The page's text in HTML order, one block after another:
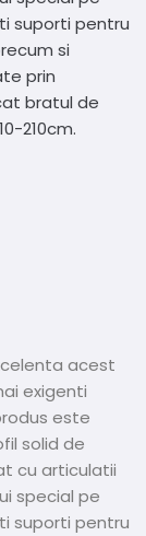
suporti pentru
si
prin
bratul de
210cm.
acest
exigenti
este
solid de
cu articulatii
special pe
suporti pentru